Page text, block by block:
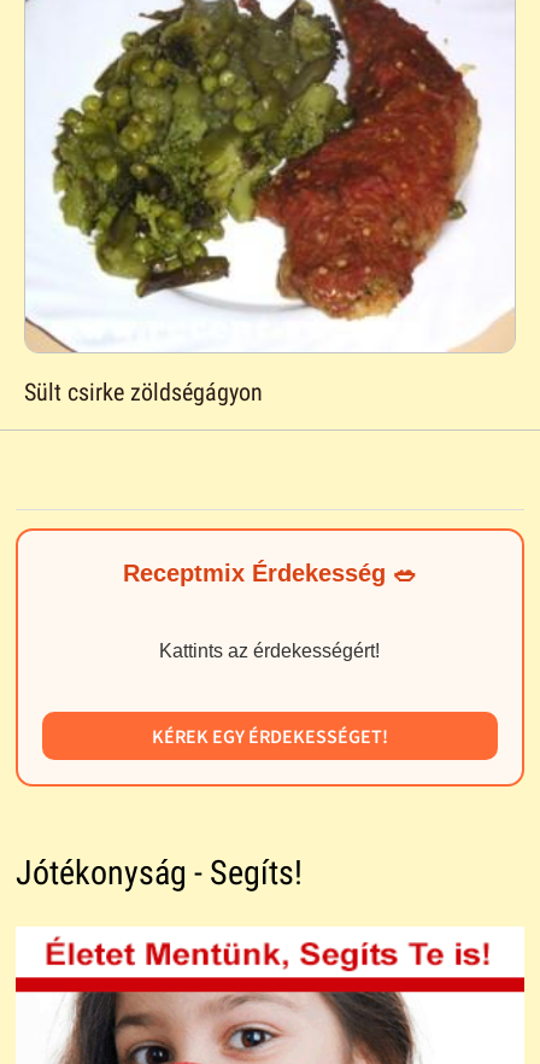
Sült csirke zöldségágyon
Receptmix Érdekesség 🥗
Kattints az érdekességért!
KÉREK EGY ÉRDEKESSÉGET!
Jótékonyság - Segíts!